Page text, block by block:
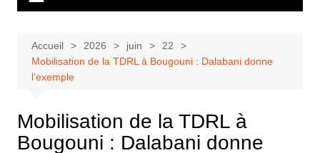
Accueil 2026 juin
22
Mobilisation de la TDRL à Bougouni : Dalabani donne
l’exemple
Mobilisation de la TDRL à
Bougouni : Dalabani donne